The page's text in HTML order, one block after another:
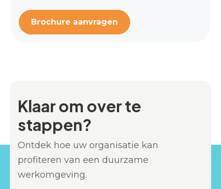
Brochure aanvragen
Klaar om over te
stappen?
Ontdek hoe uw organisatie kan
profiteren van een duurzame
werkomgeving.